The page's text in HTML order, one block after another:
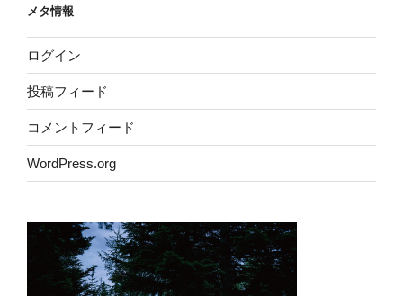
メタ情報
ログイン
投稿フィード
コメントフィード
WordPress.org